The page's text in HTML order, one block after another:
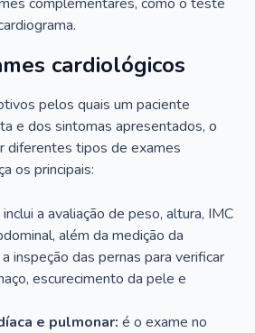
cardiológicos
pelos quais um paciente
e dos sintomas apresentados, o
diferentes tipos de exames
os principais:
inclui a avaliação de peso, altura, IMC
além da medição da
inspeção das pernas para verificar
escurecimento da pele e
e pulmonar: é o exame no